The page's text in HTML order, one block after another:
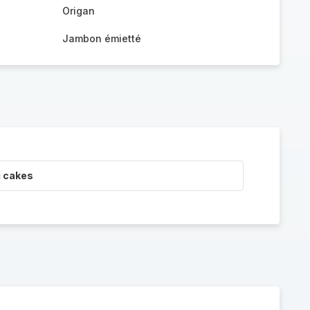
Origan
Jambon émietté
cakes